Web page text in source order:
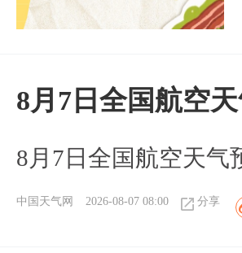
8月7日全国航空
8月7日全国航空天气
中国天气网 2026-08-07 08:00 分享